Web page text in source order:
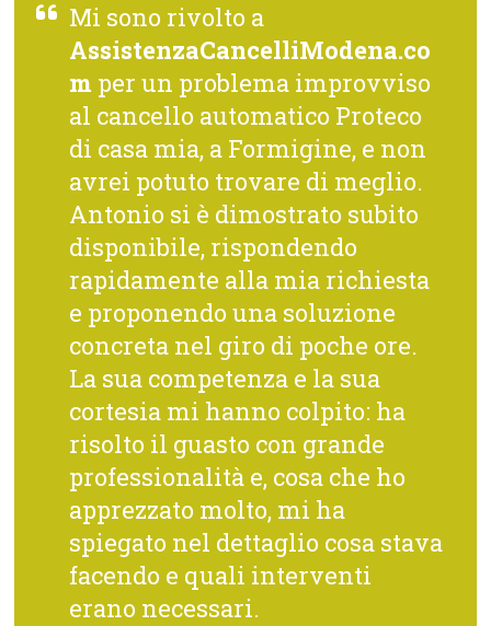
Mi sono rivolto a
AssistenzaCancelliModena.co
m per un problema improvviso
al cancello automatico Proteco
di casa mia, a Formigine, e non
avrei potuto trovare di meglio.
Antonio si è dimostrato subito
disponibile, rispondendo
rapidamente alla mia richiesta
e proponendo una soluzione
concreta nel giro di poche ore.
La sua competenza e la sua
cortesia mi hanno colpito: ha
risolto il guasto con grande
professionalità e, cosa che ho
apprezzato molto, mi ha
spiegato nel dettaglio cosa stava
facendo e quali interventi
erano necessari.